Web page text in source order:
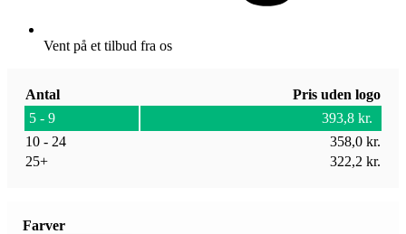
Vent på et tilbud fra os
Antal
Pris uden logo
5 - 9
393,8 kr.
10 - 24
358,0 kr.
25+
322,2 kr.
Farver